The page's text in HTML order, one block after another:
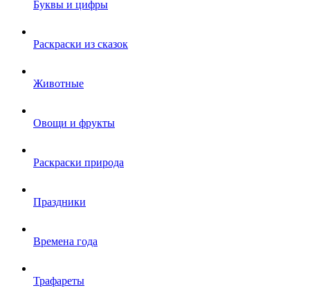
Буквы и цифры
Раскраски из сказок
Животные
Овощи и фрукты
Раскраски природа
Праздники
Времена года
Трафареты